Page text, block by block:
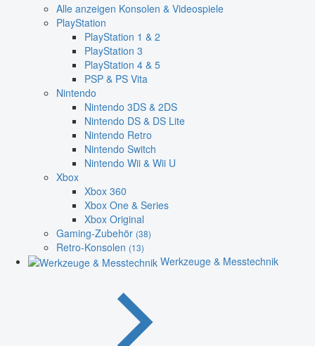
Alle anzeigen Konsolen & Videospiele
PlayStation
PlayStation 1 & 2
PlayStation 3
PlayStation 4 & 5
PSP & PS Vita
Nintendo
Nintendo 3DS & 2DS
Nintendo DS & DS Lite
Nintendo Retro
Nintendo Switch
Nintendo Wii & Wii U
Xbox
Xbox 360
Xbox One & Series
Xbox Original
Gaming-Zubehör (38)
Retro-Konsolen (13)
Werkzeuge & Messtechnik